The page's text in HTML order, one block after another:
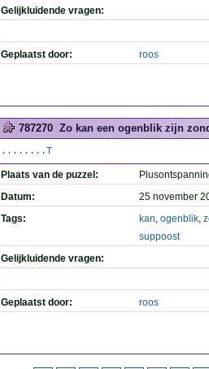
Gelijkluidende vragen:
Geplaatst door: roos
787270 Zo kan een ogenblik zijn
........T
Plaats van de puzzel:
Datum:
25 november
Tags:
kan, ogenblik,
suppoost
Gelijkluidende vragen:
Geplaatst door: roos